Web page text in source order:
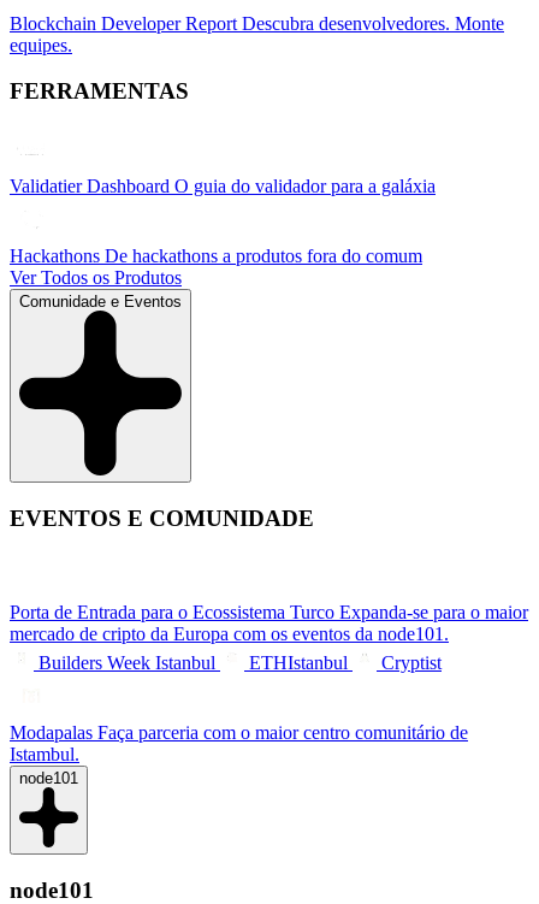
Blockchain Developer Report Descubra desenvolvedores. Monte
equipes.
FERRAMENTAS
Validatier Dashboard O guia do validador para a galáxia
Hackathons De hackathons a produtos fora do comum
Ver Todos os Produtos
Comunidade e Eventos
EVENTOS E COMUNIDADE
Porta de Entrada para o Ecossistema Turco Expanda-se para o maior
mercado de cripto da Europa com os eventos da node101.
Builders Week Istanbul
ETHIstanbul Cryptist
Modapalas Faça parceria com o maior centro comunitário de
Istambul.
node101
node101